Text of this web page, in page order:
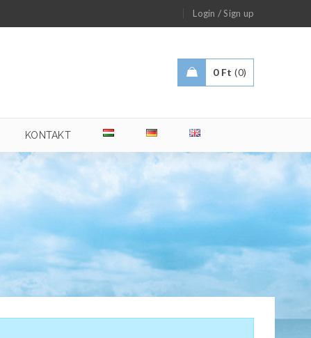
Login /Sign up
0 Ft 0
KONTAKT